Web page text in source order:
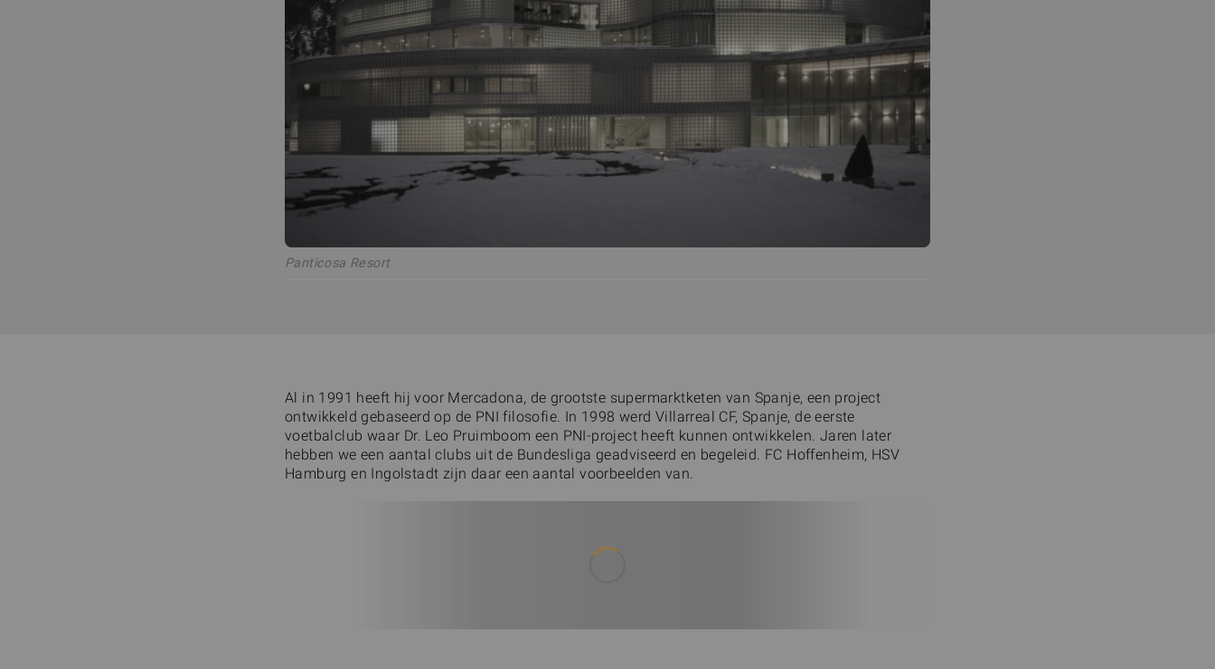
Panticosa Resort
Al in 1991 heeft hij voor Mercadona, de grootste supermarktketen van Spanje, een project
ontwikkeld gebaseerd op de PNI filosofie. In 1998 werd Villarreal CF, Spanje, de eerste
voetbalclub waar Dr. Leo Pruimboom een PNI-project heeft kunnen ontwikkelen. Jaren later
hebben we een aantal clubs uit de Bundesliga geadviseerd en begeleid. FC Hoffenheim, HSV
Hamburg en Ingolstadt zijn daar een aantal voorbeelden van.